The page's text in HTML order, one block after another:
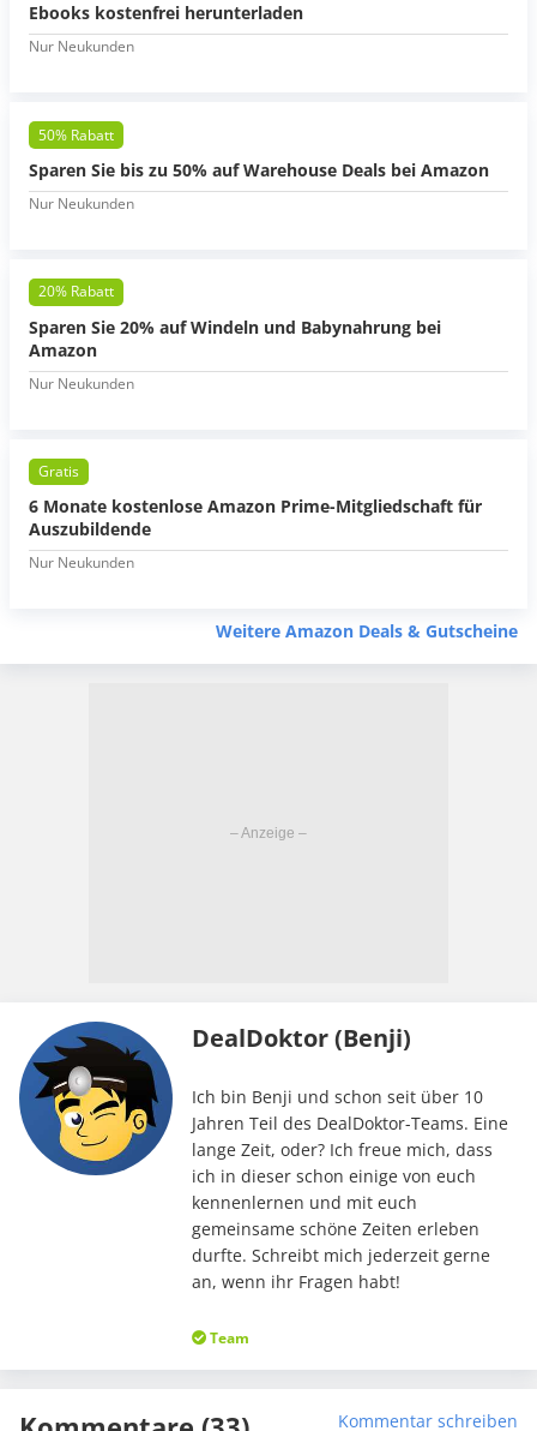
Ebooks kostenfrei herunterladen
Nur Neukunden
50% Rabatt
Sparen Sie bis zu 50% auf Warehouse Deals bei Amazon
Nur Neukunden
20% Rabatt
Sparen Sie 20% auf Windeln und Babynahrung bei
Amazon
Nur Neukunden
Gratis
6 Monate kostenlose Amazon Prime-Mitgliedschaft für
Auszubildende
Nur Neukunden
Weitere Amazon Deals & Gutscheine
DealDoktor (Benji)
Ich bin Benji und schon seit über 10
Jahren Teil des DealDoktor-Teams. Eine
lange Zeit, oder? Ich freue mich, dass
ich in dieser schon einige von euch
kennenlernen und mit euch
gemeinsame schöne Zeiten erleben
durfte. Schreibt mich jederzeit gerne
an, wenn ihr Fragen habt!
Team
Kommentar schreiben